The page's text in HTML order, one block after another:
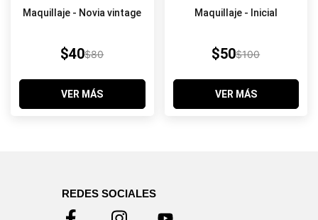
Maquillaje - Novia vintage
$80
$40
VER MÁS
Maquillaje - Inicial
$100
$50
VER MÁS
REDES SOCIALES